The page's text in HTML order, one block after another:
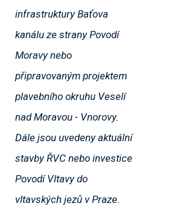
infrastruktury Baťova
kanálu ze strany Povodí
Moravy nebo
připravovaným projektem
plavebního okruhu Veselí
nad Moravou - Vnorovy.
Dále jsou uvedeny aktuální
stavby ŘVC nebo investice
Povodí Vltavy do
vltavských jezů v Praze.